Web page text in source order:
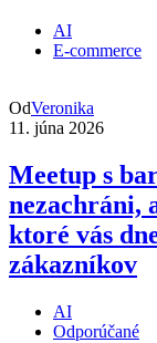
AI
E-commerce
OdVeronika
11. júna 2026
Meetup s
nezachráni,
ktoré vás
zákazníkov
AI
Odporúčané